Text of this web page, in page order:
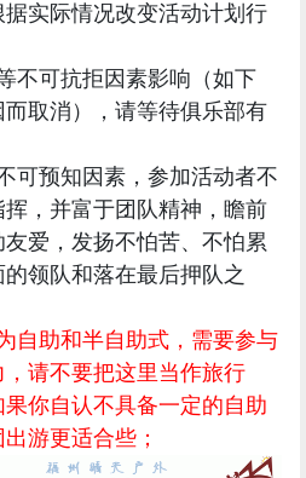
实际情况改变活动计划行
不可抗拒因素影响（如下
取消），请等待俱乐部有
可预知因素，参加活动者不
，并富于团队精神，瞻前
爱，发扬不怕苦、不怕累
领队和落在最后押队之
自助和半自助式，需要参与
请不要把这里当作旅行
你自认不具备一定的自助
游更适合些；